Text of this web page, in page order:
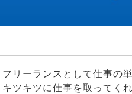
フリーランスとして仕事の
キツキツに仕事を取ってく